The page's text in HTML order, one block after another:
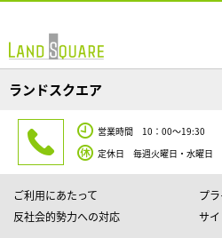
ランドスクエア
営業時間 10：00～19:30
定休日 毎週火曜日・水曜日
ご利用にあたって
プ
反社会的勢力への対応
サ